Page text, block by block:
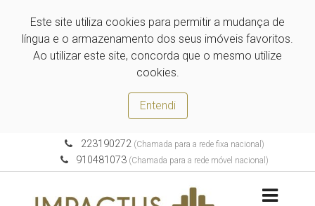
Este site utiliza cookies para permitir a mudança de
língua e o armazenamento dos seus imóveis favoritos.
Ao utilizar este site, concorda que o mesmo utilize
cookies.
Entendi
223190272(Chamada para a rede fixa nacional)
910481073 (Chamada para a rede móvel nacional)